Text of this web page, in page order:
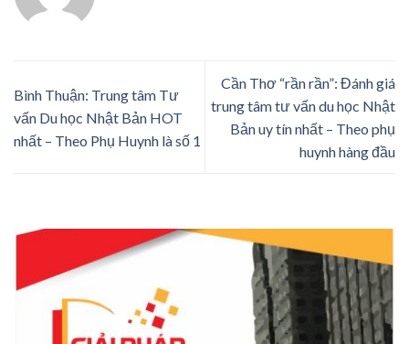
Bình Thuận: Trung tâm Tư
vấn Du học Nhật Bản HOT
nhất – Theo Phụ Huynh là số 1
Cần Thơ “rần rần”: Đánh giá
trung tâm tư vấn du học Nhật
Bản uy tín nhất – Theo phụ
huynh hàng đầu